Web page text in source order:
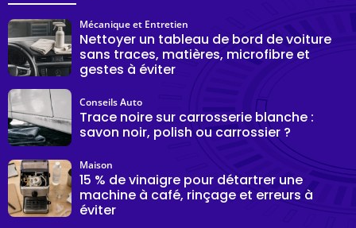
Nettoyer un tableau de bord de voiture
sans traces, matières, microfibre et
gestes à éviter
Mécanique et Entretien
Trace noire sur carrosserie blanche :
savon noir, polish ou carrossier ?
Conseils Auto
15 % de vinaigre pour détartrer une
machine à café, rinçage et erreurs à
éviter
Maison